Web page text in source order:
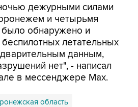
дежурными силами
и четырьмя
обнаружено и
летательных
данным,
нет", - написал
в мессенджере Max.
область